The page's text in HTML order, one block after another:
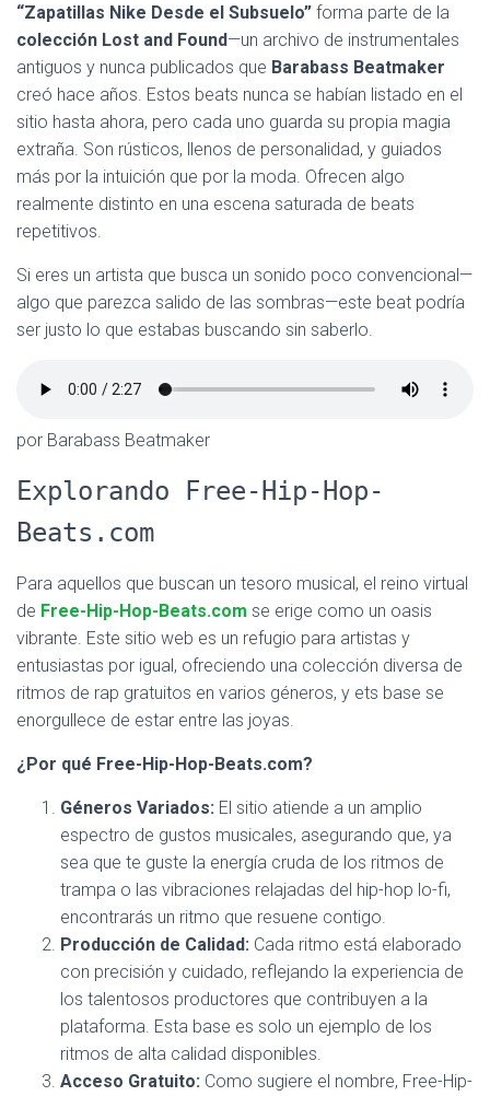
“Zapatillas Nike Desde el Subsuelo” forma parte de la
colección Lost and Found—un archivo de instrumentales
antiguos y nunca publicados que Barabass Beatmaker
creó hace años. Estos beats nunca se habían listado en el
sitio hasta ahora, pero cada uno guarda su propia magia
extraña. Son rústicos, llenos de personalidad, y guiados
más por la intuición que por la moda. Ofrecen algo
realmente distinto en una escena saturada de beats
repetitivos.
Si eres un artista que busca un sonido poco convencional—
algo que parezca salido de las sombras—este beat podría
ser justo lo que estabas buscando sin saberlo.
por Barabass Beatmaker
Explorando Free-Hip-Hop-
Beats.com
Para aquellos que buscan un tesoro musical, el reino virtual
de Free-Hip-Hop-Beats.com se erige como un oasis
vibrante. Este sitio web es un refugio para artistas y
entusiastas por igual, ofreciendo una colección diversa de
ritmos de rap gratuitos en varios géneros, y ets base se
enorgullece de estar entre las joyas.
¿Por qué Free-Hip-Hop-Beats.com?
Géneros Variados: El sitio atiende a un amplio
espectro de gustos musicales, asegurando que, ya
sea que te guste la energía cruda de los ritmos de
trampa o las vibraciones relajadas del hip-hop lo-fi,
encontrarás un ritmo que resuene contigo.
Producción de Calidad: Cada ritmo está elaborado
con precisión y cuidado, reflejando la experiencia de
los talentosos productores que contribuyen a la
plataforma. Esta base es solo un ejemplo de los
ritmos de alta calidad disponibles.
Acceso Gratuito: Como sugiere el nombre, Free-Hip-